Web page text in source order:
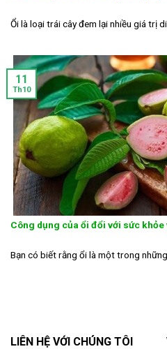
Ổi là loại trái cây đem lại nhiều giá trị
Công dụng của ổi đổi với sức
Bạn có biết rằng ổi là một trong
11
Th10
LIÊN HỆ VỚI CHÚNG TÔI